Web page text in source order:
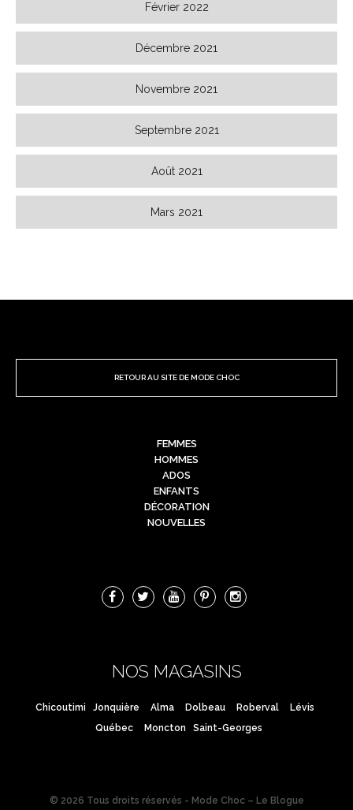
Février 2022
Décembre 2021
Novembre 2021
Septembre 2021
Août 2021
Mars 2021
RETOUR AU SITE DE MODE CHOC
FEMMES
HOMMES
ADOS
ENFANTS
DÉCORATION
NOUVELLES
NOS MAGASINS
Chicoutimi Jonquière Alma Dolbeau Roberval
Lévis
Québec
Moncton Saint-Georges
© 2026 Tous droits réservés - Mode Choc – Le Blogue